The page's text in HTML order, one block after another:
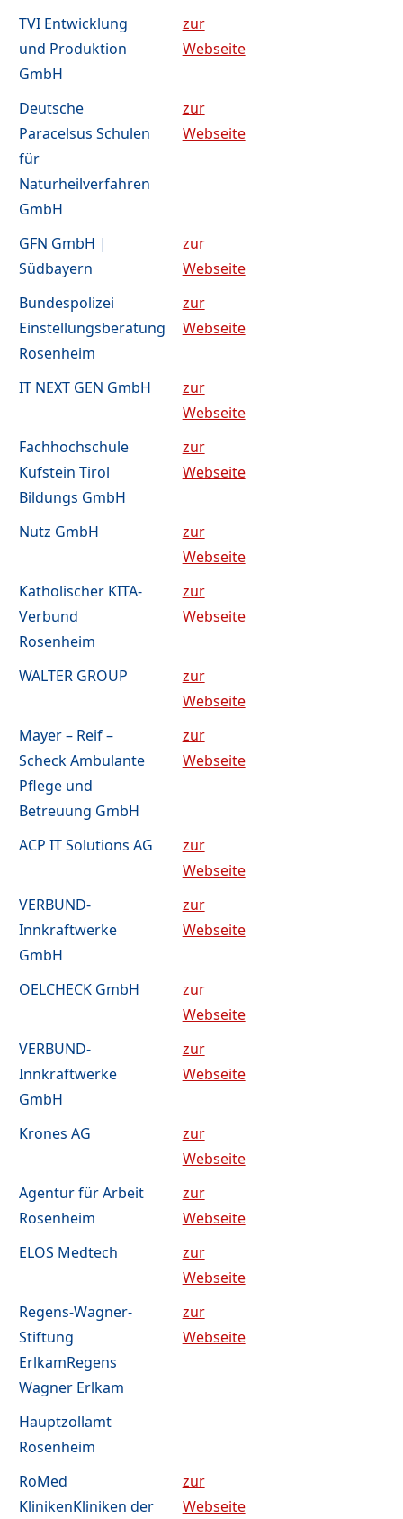
TVI Entwicklung
und Produktion
GmbH
zur
Webseite
Deutsche
Paracelsus Schulen
für
Naturheilverfahren
GmbH
zur
Webseite
GFN GmbH |
Südbayern
zur
Webseite
Bundespolizei
Einstellungsberatung
Rosenheim
zur
Webseite
IT NEXT GEN GmbH
zur
Webseite
Fachhochschule
Kufstein Tirol
Bildungs GmbH
zur
Webseite
Nutz GmbH
zur
Webseite
Katholischer KITA-
Verbund
Rosenheim
zur
Webseite
WALTER GROUP
zur
Webseite
Mayer – Reif –
Scheck Ambulante
Pflege und
Betreuung GmbH
zur
Webseite
ACP IT Solutions AG
zur
Webseite
VERBUND-
Innkraftwerke
GmbH
zur
Webseite
OELCHECK GmbH
zur
Webseite
VERBUND-
Innkraftwerke
GmbH
zur
Webseite
Krones AG
zur
Webseite
Agentur für Arbeit
Rosenheim
zur
Webseite
ELOS Medtech
zur
Webseite
Regens-Wagner-
Stiftung
ErlkamRegens
Wagner Erlkam
zur
Webseite
Hauptzollamt
Rosenheim
RoMed
KlinikenKliniken der
zur
Webseite